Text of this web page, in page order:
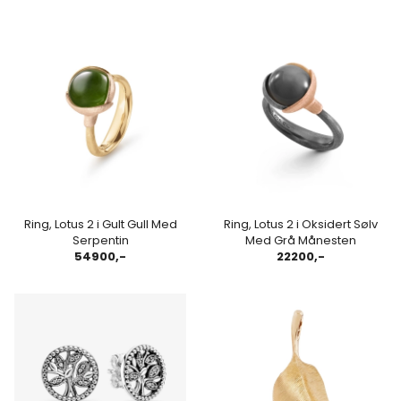
Ring, Lotus 2 i Gult Gull Med
Serpentin
54900,-
Ring, Lotus 2 i Oksidert Sølv
Med Grå Månesten
22200,-